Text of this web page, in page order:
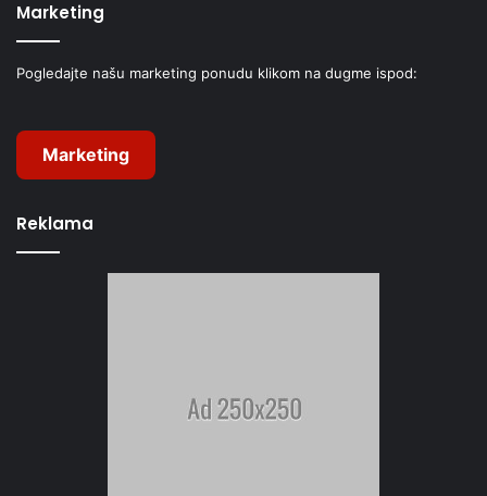
Marketing
Pogledajte našu marketing ponudu klikom na dugme ispod:
Marketing
Reklama